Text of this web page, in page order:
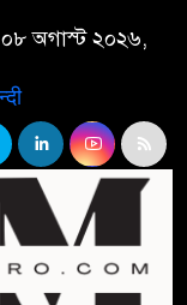
অগাস্ট ২০২৬,